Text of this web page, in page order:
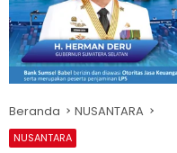
Beranda NUSANTARA
NUSANTARA